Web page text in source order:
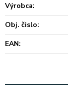
Výrobca:
Obj. čislo:
EAN: